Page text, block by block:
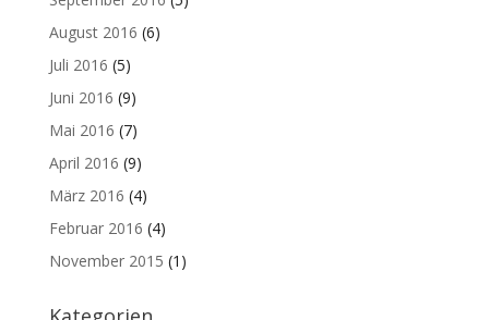
August 2016 (6)
Juli 2016 (5)
Juni 2016 (9)
Mai 2016 (7)
April 2016 (9)
März 2016 (4)
Februar 2016 (4)
November 2015 (1)